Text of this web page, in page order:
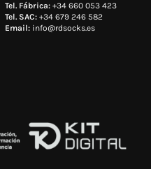
Tel. Fábrica: +34 660 053 423
Tel. SAC: +34 679 246 582
Email: info@rdsocks.es